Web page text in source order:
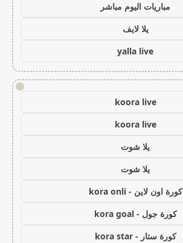
مباريات اليوم مباشر
يلا لايف
yalla live
!
koora live
koora live
يلا شوت
يلا شوت
كورة اون لاين - kora onli
كورة جول - kora goal
كورة ستار - kora star